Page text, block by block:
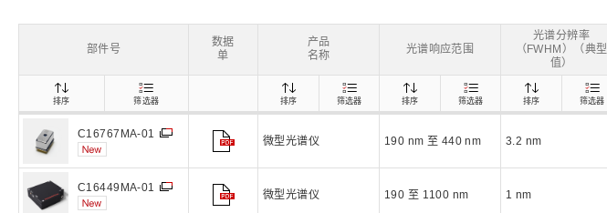
生命科学和医疗系统
距离和位置传感器
财务概要(合并年度报告)
C16767MA-01
微型光谱仪 190 nm 至 440 nm 3.2 nm
C16449MA-01
微型光谱仪 190 至 1100 nm 1 nm
部件号
数据
单
产品
名称
光谱响应范围
光谱分辨率
（FWHM）（典型
值）
排序 筛选器 排序 筛选器 排序 筛选器 排序 筛选器